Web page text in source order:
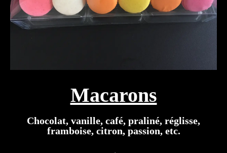
Macarons
Chocolat, vanille, café, praliné, réglisse,
framboise, citron, passion, etc.